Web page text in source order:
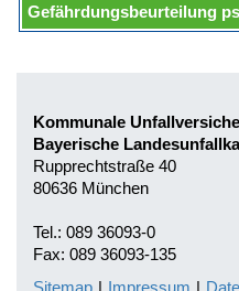
Gefährdungsbeurteilung
Kommunale
Bayerische
Rupprechtstraße 40
80636 München
Tel.: 089 36093-0
Fax: 089 36093-135
Sitemap | Impressum |